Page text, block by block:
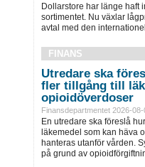
Dollarstore har länge haft
sortimentet. Nu växlar
avtal med den
FINANS
Utredare ska
fler tillgång till
opioidöverdoser
Finansdepartmentet 2026-08-
En utredare ska föreslå
läkemedel som kan häva
hanteras utanför vården.
på grund av